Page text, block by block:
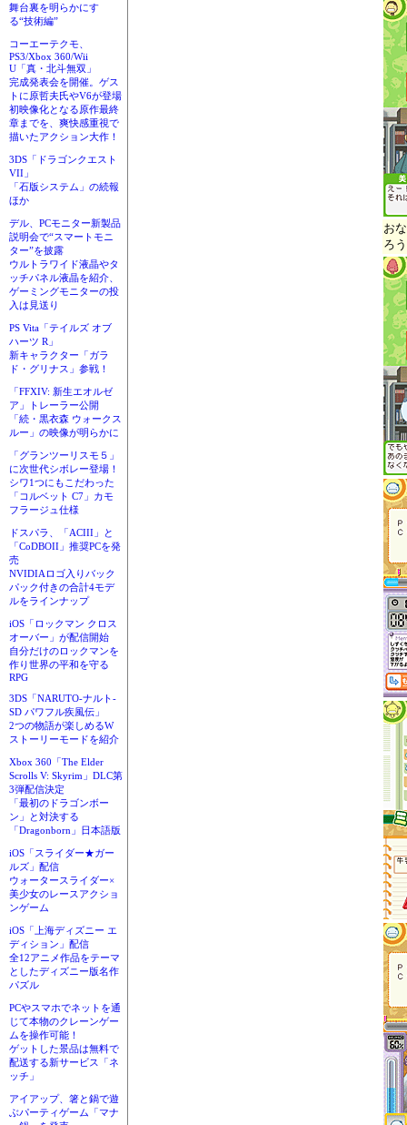
舞台裏を明らかにす
る“技術編”
コーエーテクモ、
PS3/Xbox 360/Wii
U「真・北斗無双」
完成発表会を開催。ゲス
トに原哲夫氏やV6が登場
初映像化となる原作最終
章までを、爽快感重視で
描いたアクション大作！
3DS「ドラゴンクエスト
VII」
「石版システム」の続報
ほか
デル、PCモニター新製品
説明会で“スマートモニ
ター”を披露
ウルトラワイド液晶やタ
ッチパネル液晶を紹介、
ゲーミングモニターの投
入は見送り
PS Vita「テイルズ オブ
ハーツ R」
新キャラクター「ガラ
ド・グリナス」参戦！
「FFXIV: 新生エオルゼ
ア」トレーラー公開
「続・黒衣森 ウォークス
ルー」の映像が明らかに
「グランツーリスモ５」
に次世代シボレー登場！
シワ1つにもこだわった
「コルベット C7」カモ
フラージュ仕様
ドスパラ、「ACIII」と
「CoDBOII」推奨PCを発
売
NVIDIAロゴ入りバック
パック付きの合計4モデ
ルをラインナップ
iOS「ロックマン クロス
オーバー」が配信開始
自分だけのロックマンを
作り世界の平和を守る
RPG
3DS「NARUTO-ナルト-
SD パワフル疾風伝」
2つの物語が楽しめるW
ストーリーモードを紹介
Xbox 360「The Elder
Scrolls V: Skyrim」DLC第
3弾配信決定
「最初のドラゴンボー
ン」と対決する
「Dragonborn」日本語版
iOS「スライダー★ガー
ルズ」配信
ウォータースライダー×
美少女のレースアクショ
ンゲーム
iOS「上海ディズニー エ
ディション」配信
全12アニメ作品をテーマ
としたディズニー版名作
パズル
PCやスマホでネットを通
じて本物のクレーンゲー
ムを操作可能！
ゲットした景品は無料で
配送する新サービス「ネ
ッチ」
アイアップ、箸と鍋で遊
ぶパーティゲーム「マナ
お
ろ